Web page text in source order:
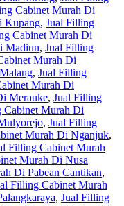
Cabinet Murah Di
Kupang, Jual Filling
Cabinet Murah Di
Madiun, Jual Filling
Murah Di
, Jual Filling
Murah Di
Merauke, Jual Filling
Cabinet Murah Di
, Jual Filling
Murah Di Nganjuk,
Filling Cabinet Murah
Murah Di Nusa
Di Pabean Cantikan,
Filling Cabinet Murah
, Jual Filling